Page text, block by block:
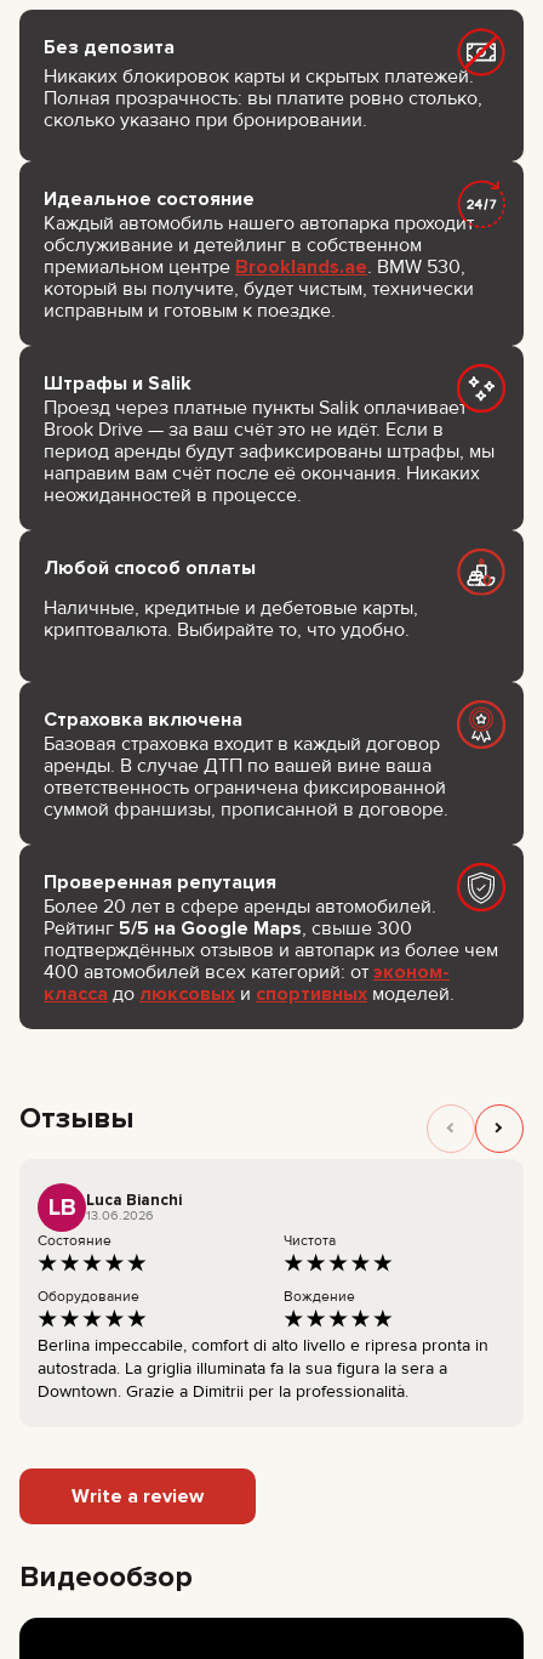
Без депозита
Никаких блокировок карты и скрытых платежей.
Полная прозрачность: вы платите ровно столько,
сколько указано при бронировании.
Идеальное состояние
Каждый автомобиль нашего автопарка проходит
обслуживание и детейлинг в собственном
премиальном центре Brooklands.ae. BMW 530,
который вы получите, будет чистым, технически
исправным и готовым к поездке.
Штрафы и Salik
Проезд через платные пункты Salik оплачивает
Brook Drive — за ваш счёт это не идёт. Если в
период аренды будут зафиксированы штрафы, мы
направим вам счёт после её окончания. Никаких
неожиданностей в процессе.
Любой способ оплаты
Наличные, кредитные и дебетовые карты,
криптовалюта. Выбирайте то, что удобно.
Страховка включена
Базовая страховка входит в каждый договор
аренды. В случае ДТП по вашей вине ваша
ответственность ограничена фиксированной
суммой франшизы, прописанной в договоре.
Проверенная репутация
Более 20 лет в сфере аренды автомобилей.
Рейтинг 5/5 на Google Maps, свыше 300
подтверждённых отзывов и автопарк из более чем
400 автомобилей всех категорий: от эконом-
класса до люксовых и спортивных моделей.
Отзывы
LB Luca Bianchi
13.06.2026
Состояние Чистота
Оборудование Вождение
Berlina impeccabile, comfort di alto livello e ripresa pronta in
autostrada. La griglia illuminata fa la sua figura la sera a
Downtown. Grazie a Dimitrii per la professionalità.
Write a review
Видеообзор